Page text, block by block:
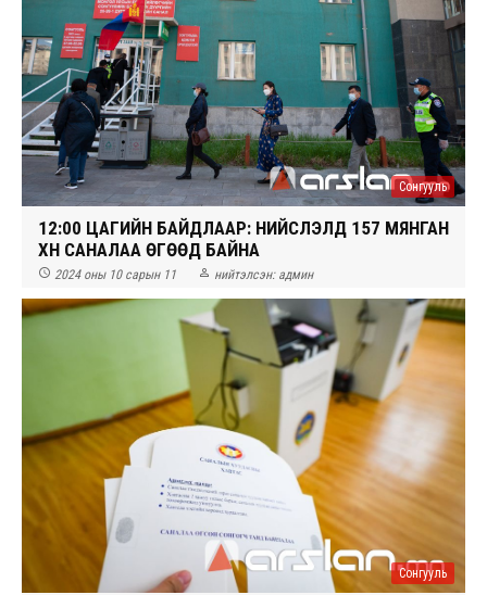
Сонгууль
12:00 ЦАГИЙН БАЙДЛААР: НИЙСЛЭЛД 157 МЯНГАН
ХҮН САНАЛАА ӨГӨӨД БАЙНА
 2024 оны 10 сарын 11  нийтэлсэн: админ
Сонгууль